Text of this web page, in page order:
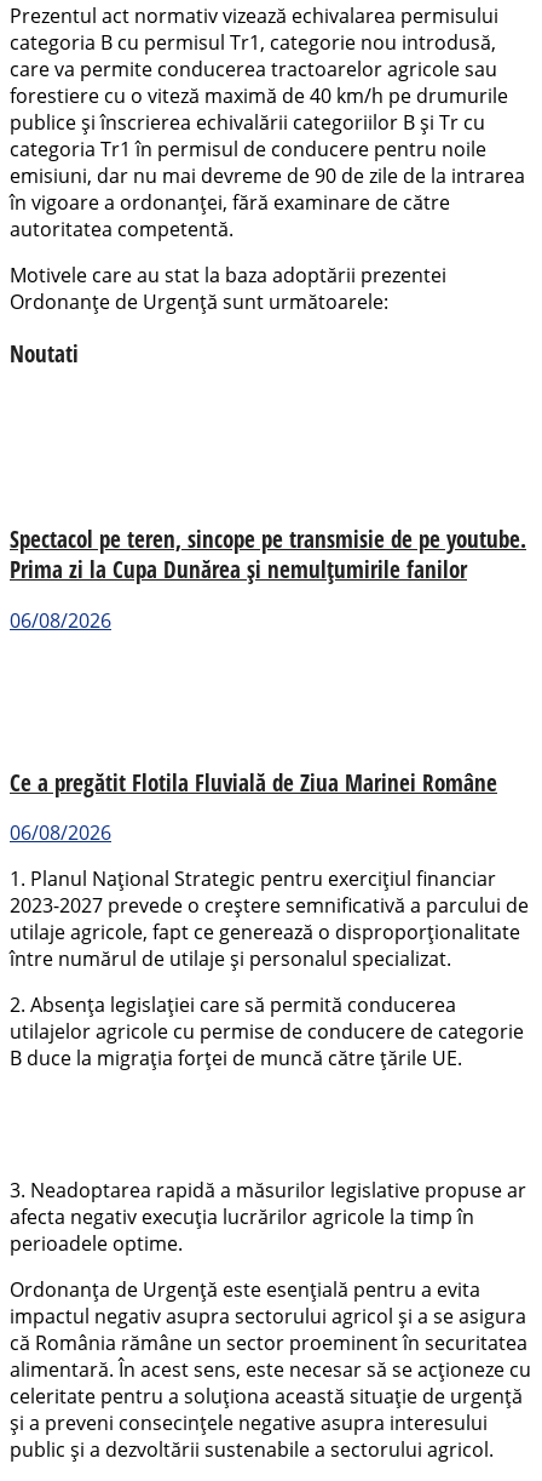
Prezentul act normativ vizează echivalarea permisului
categoria B cu permisul Tr1, categorie nou introdusă,
care va permite conducerea tractoarelor agricole sau
forestiere cu o viteză maximă de 40 km/h pe drumurile
publice și înscrierea echivalării categoriilor B și Tr cu
categoria Tr1 în permisul de conducere pentru noile
emisiuni, dar nu mai devreme de 90 de zile de la intrarea
în vigoare a ordonanței, fără examinare de către
autoritatea competentă.
Motivele care au stat la baza adoptării prezentei
Ordonanțe de Urgență sunt următoarele:
Noutati
Spectacol pe teren, sincope pe transmisie de pe youtube.
Prima zi la Cupa Dunărea și nemulțumirile fanilor
06/08/2026
Ce a pregătit Flotila Fluvială de Ziua Marinei Române
06/08/2026
1. Planul Național Strategic pentru exercițiul financiar
2023-2027 prevede o creștere semnificativă a parcului de
utilaje agricole, fapt ce generează o disproporționalitate
între numărul de utilaje și personalul specializat.
2. Absența legislației care să permită conducerea
utilajelor agricole cu permise de conducere de categorie
B duce la migrația forței de muncă către țările UE.
3. Neadoptarea rapidă a măsurilor legislative propuse ar
afecta negativ execuția lucrărilor agricole la timp în
perioadele optime.
Ordonanța de Urgență este esențială pentru a evita
impactul negativ asupra sectorului agricol și a se asigura
că România rămâne un sector proeminent în securitatea
alimentară. În acest sens, este necesar să se acționeze cu
celeritate pentru a soluționa această situație de urgență
și a preveni consecințele negative asupra interesului
public și a dezvoltării sustenabile a sectorului agricol.